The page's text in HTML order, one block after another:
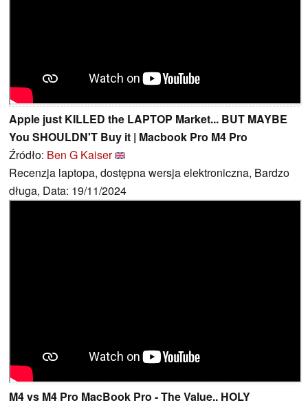
Apple just KILLED the LAPTOP Market... BUT MAYBE
You SHOULDN'T Buy it | Macbook Pro M4 Pro
Źródło: Ben G Kaiser
Recenzja laptopa, dostępna wersja elektroniczna, Bardzo
długa, Data: 19/11/2024
M4 vs M4 Pro MacBook Pro - The Value.. HOLY